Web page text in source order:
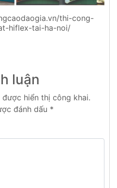
thi-cong-
hiflex-tai-ha-noi/
luận
hiển thị công khai.
đánh dấu *